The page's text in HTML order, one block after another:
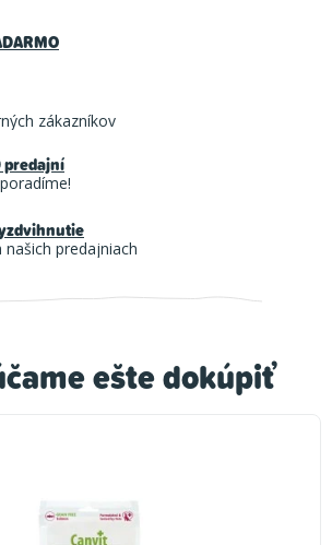
ešte dokúpiť
zákazníkov
predajní
našich predajniach